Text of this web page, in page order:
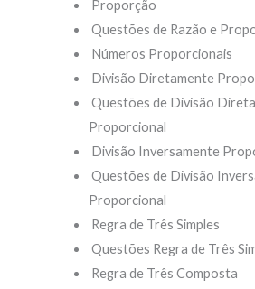
Proporção
Questões de Razão e
Números Proporcionais
Divisão Diretamente
Questões de Divisão
Proporcional
Divisão Inversamente
Questões de Divisão
Proporcional
Regra de Três Simples
Questões Regra de Três
Regra de Três Composta